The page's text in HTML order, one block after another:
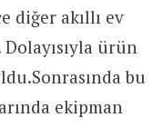
diğer akıllı ev
ürün
bu
ekipman